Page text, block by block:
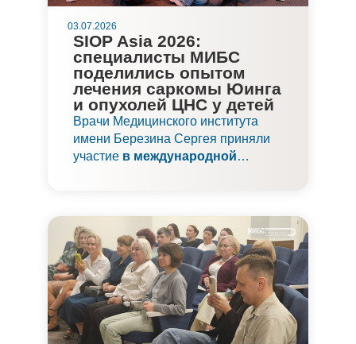
03.07.2026
SIOP Asia 2026:
специалисты МИБС
поделились опытом
лечения саркомы Юинга
и опухолей ЦНС у детей
Врачи Медицинского института
имени Березина Сергея приняли
участие в международной